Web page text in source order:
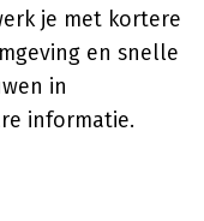
je met kortere
en snelle
in
informatie.